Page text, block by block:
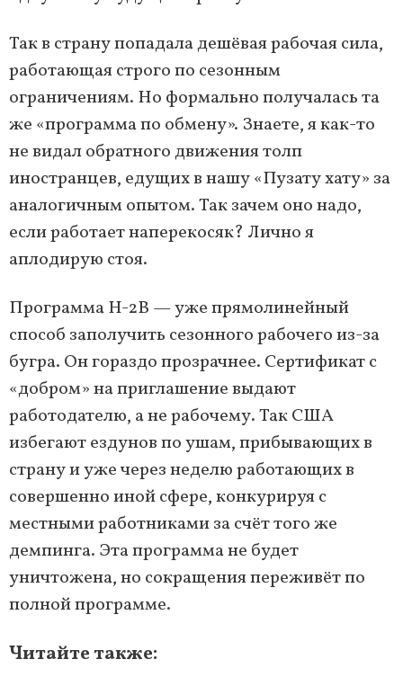
Так в страну попадала дешёвая рабочая сила,
работающая строго по сезонным
ограничениям. Но формально получалась та
же «программа по обмену». Знаете, я как-то
не видал обратного движения толп
иностранцев, едущих в нашу «Пузату хату» за
аналогичным опытом. Так зачем оно надо,
если работает наперекосяк? Лично я
аплодирую стоя.
Программа H-2B — уже прямолинейный
способ заполучить сезонного рабочего из-за
бугра. Он гораздо прозрачнее. Сертификат с
«добром» на приглашение выдают
работодателю, а не рабочему. Так США
избегают ездунов по ушам, прибывающих в
страну и уже через неделю работающих в
совершенно иной сфере, конкурируя с
местными работниками за счёт того же
демпинга. Эта программа не будет
уничтожена, но сокращения переживёт по
полной программе.
Читайте также: